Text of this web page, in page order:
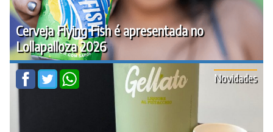
Cerveja Flying Fish é apresentada no
Lollapalloza 2026
Novidades